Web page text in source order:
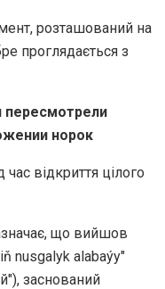
розташований на
проглядається з
пересмотрели
норок
відкриття цілого
що вийшов
nusgalyk alabaýy"
заснований